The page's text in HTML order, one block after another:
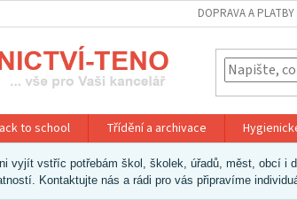
DOPRAVA A PLATBY
to school Třídění a archivace
vyjít vstříc potřebám škol, školek, úřadů, měst, obcí i
Kontaktujte nás a rádi pro vás připravíme